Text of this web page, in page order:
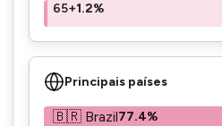
65+1.2%
Principais países
🇧🇷 Brazil77.4%